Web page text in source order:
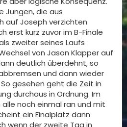
Jungen, die aus
auf Joseph verzichten
erst kurz zuvor im B-Finale
zweiter seines Laufs
von Jason Klapper auf
deutlich überdehnt, so
und dann wieder
gesehen geht die Zeit in
durchaus in Ordnung. Im
noch einmal ran und mit
ein Finalplatz dann
wenn der zweite Tag in